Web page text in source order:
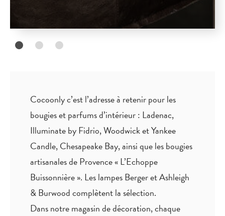
Cocoonly c’est l’adresse à retenir pour les
bougies et parfums d’intérieur : Ladenac,
Illuminate by Fidrio, Woodwick et Yankee
Candle, Chesapeake Bay, ainsi que les bougies
artisanales de Provence « L’Echoppe
Buissonnière ». Les lampes Berger et Ashleigh
& Burwood complètent la sélection.
Dans notre magasin de décoration, chaque